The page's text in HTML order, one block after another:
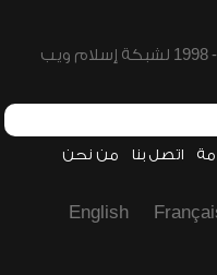
اتصل بنا من نحن
English